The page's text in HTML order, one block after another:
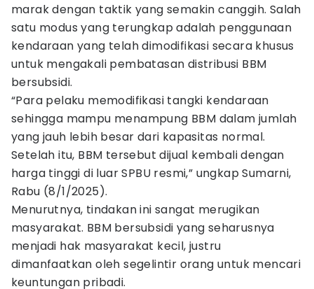
marak dengan taktik yang semakin canggih. Salah
satu modus yang terungkap adalah penggunaan
kendaraan yang telah dimodifikasi secara khusus
untuk mengakali pembatasan distribusi BBM
bersubsidi.
“Para pelaku memodifikasi tangki kendaraan
sehingga mampu menampung BBM dalam jumlah
yang jauh lebih besar dari kapasitas normal.
Setelah itu, BBM tersebut dijual kembali dengan
harga tinggi di luar SPBU resmi,” ungkap Sumarni,
Rabu (8/1/2025).
Menurutnya, tindakan ini sangat merugikan
masyarakat. BBM bersubsidi yang seharusnya
menjadi hak masyarakat kecil, justru
dimanfaatkan oleh segelintir orang untuk mencari
keuntungan pribadi.